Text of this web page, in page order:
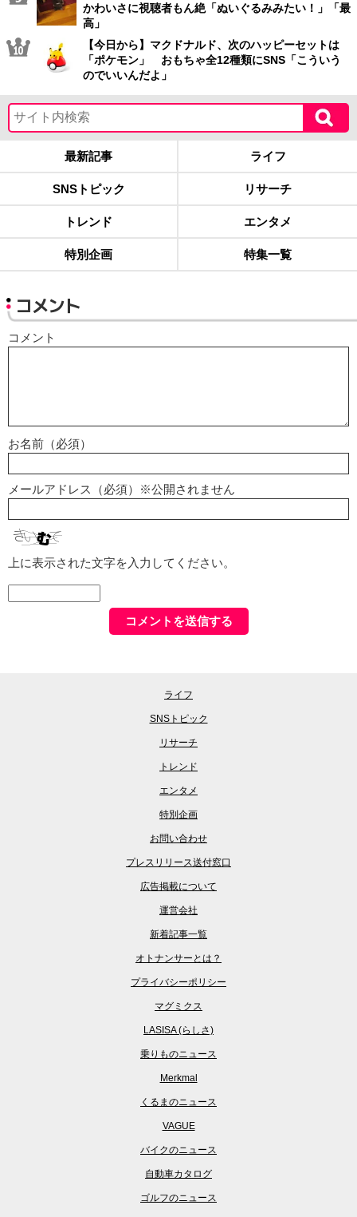
かわいさに視聴者もん絶「ぬいぐるみみたい！」「最
高」
【今日から】マクドナルド、次のハッピーセットは
「ポケモン」 おもちゃ全12種類にSNS「こういう
のでいいんだよ」
最新記事 ライフ
SNSトピック リサーチ
トレンド エンタメ
特別企画 特集一覧
コメント
コメント
お名前（必須）
メールアドレス（必須）※公開されません
上に表示された文字を入力してください。
ライフ
SNSトピック
リサーチ
トレンド
エンタメ
特別企画
お問い合わせ
プレスリリース送付窓口
広告掲載について
運営会社
新着記事一覧
オトナンサーとは？
プライバシーポリシー
マグミクス
LASISA (らしさ)
乗りものニュース
Merkmal
くるまのニュース
VAGUE
バイクのニュース
自動車カタログ
ゴルフのニュース